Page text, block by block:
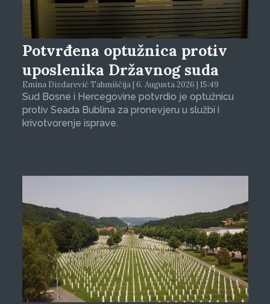
Potvrđena optužnica protiv
uposlenika Državnog suda
Emina Dizdarević Tahmiščija | 6. Augusta 2026 | 15:49
Sud Bosne i Hercegovine potvrdio je optužnicu
protiv Seada Bublina za pronevjeru u službi i
krivotvorenje isprave.